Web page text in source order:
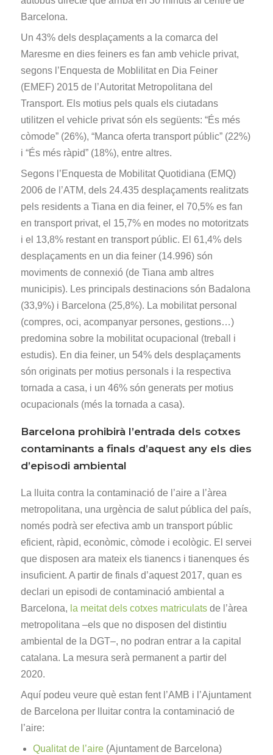
Barcelona.
Un 43% dels desplaçaments a la comarca del
Maresme en dies feiners es fan amb vehicle privat,
segons l’Enquesta de Moblilitat en Dia Feiner
(EMEF) 2015 de l’Autoritat Metropolitana del
Transport. Els motius pels quals els ciutadans
utilitzen el vehicle privat són els següents: “És més
còmode” (26%), “Manca oferta transport públic” (22%)
i “És més ràpid” (18%), entre altres.
Segons l’Enquesta de Mobilitat Quotidiana (EMQ)
2006 de l’ATM, dels 24.435 desplaçaments realitzats
pels residents a Tiana en dia feiner, el 70,5% es fan
en transport privat, el 15,7% en modes no motoritzats
i el 13,8% restant en transport públic. El 61,4% dels
desplaçaments en un dia feiner (14.996) són
moviments de connexió (de Tiana amb altres
municipis). Les principals destinacions són Badalona
(33,9%) i Barcelona (25,8%). La mobilitat personal
(compres, oci, acompanyar persones, gestions…)
predomina sobre la mobilitat ocupacional (treball i
estudis). En dia feiner, un 54% dels desplaçaments
són originats per motius personals i la respectiva
tornada a casa, i un 46% són generats per motius
ocupacionals (més la tornada a casa).
Barcelona prohibirà l’entrada dels cotxes
contaminants a finals d’aquest any els dies
d’episodi ambiental
La lluita contra la contaminació de l’aire a l’àrea
metropolitana, una urgència de salut pública del país,
només podrà ser efectiva amb un transport públic
eficient, ràpid, econòmic, còmode i ecològic. El servei
que disposen ara mateix els tianencs i tianenques és
insuficient. A partir de finals d’aquest 2017, quan es
declari un episodi de contaminació ambiental a
Barcelona, la meitat dels cotxes matriculats de l’àrea
metropolitana –els que no disposen del distintiu
ambiental de la DGT–, no podran entrar a la capital
catalana. La mesura serà permanent a partir del
2020.
Aquí podeu veure què estan fent l’AMB i l’Ajuntament
de Barcelona per lluitar contra la contaminació de
l’aire:
Qualitat de l’aire (Ajuntament de Barcelona)